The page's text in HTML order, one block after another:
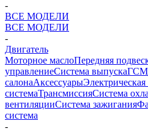
-
ВСЕ МОДЕЛИ
ВСЕ МОДЕЛИ
-
Двигатель
Моторное маслоПередняя
управлениеСистема выпускаГСМ
салонаАксессуарыЭлектрическая
системаТрансмиссияСистема
вентиляцииСистема зажигания
система
-